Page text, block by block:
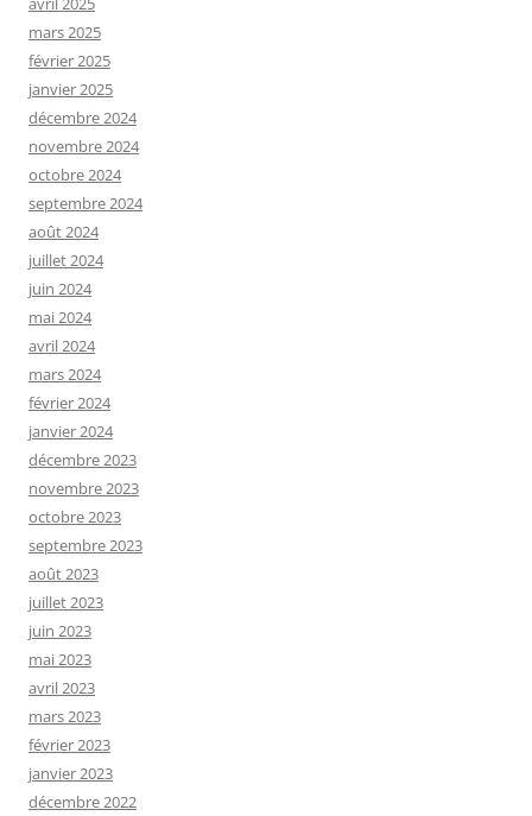
mars 2025
février 2025
janvier 2025
décembre 2024
novembre 2024
octobre 2024
septembre 2024
août 2024
juillet 2024
juin 2024
mai 2024
avril 2024
mars 2024
février 2024
janvier 2024
décembre 2023
novembre 2023
octobre 2023
septembre 2023
août 2023
juillet 2023
juin 2023
mai 2023
avril 2023
mars 2023
février 2023
janvier 2023
décembre 2022